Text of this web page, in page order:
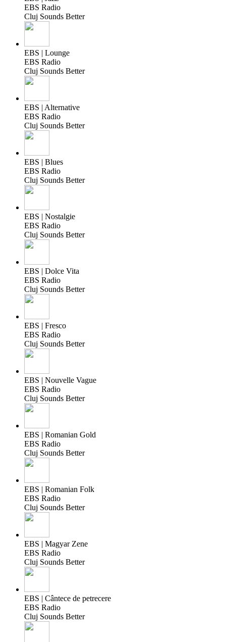
EBS Radio
Cluj Sounds Better
EBS | Lounge
EBS Radio
Cluj Sounds Better
EBS | Alternative
EBS Radio
Cluj Sounds Better
EBS | Blues
EBS Radio
Cluj Sounds Better
EBS | Nostalgie
EBS Radio
Cluj Sounds Better
EBS | Dolce Vita
EBS Radio
Cluj Sounds Better
EBS | Fresco
EBS Radio
Cluj Sounds Better
EBS | Nouvelle Vague
EBS Radio
Cluj Sounds Better
EBS | Romanian Gold
EBS Radio
Cluj Sounds Better
EBS | Romanian Folk
EBS Radio
Cluj Sounds Better
EBS | Magyar Zene
EBS Radio
Cluj Sounds Better
EBS | Cântece de petrecere
EBS Radio
Cluj Sounds Better